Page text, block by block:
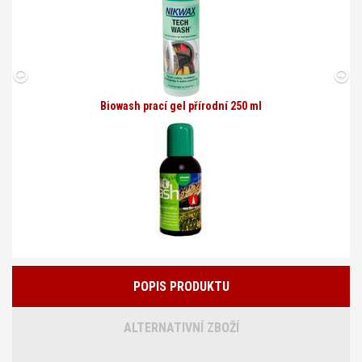
Biowash prací gel přírodní 250 ml
POPIS PRODUKTU
ALTERNATIVNÍ ZBOŽÍ